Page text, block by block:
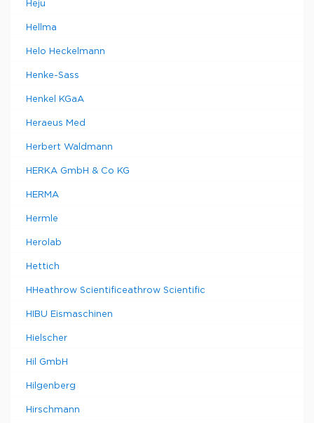
Heju
Hellma
Helo Heckelmann
Henke-Sass
Henkel KGaA
Heraeus Med
Herbert Waldmann
HERKA GmbH & Co KG
HERMA
Hermle
Herolab
Hettich
HHeathrow Scientificeathrow Scientific
HIBU Eismaschinen
Hielscher
Hil GmbH
Hilgenberg
Hirschmann